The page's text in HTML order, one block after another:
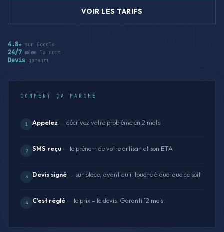
VOIR LES TARIFS
4.8★ sur Google
24/7 même la nuit
Devis garanti
COMMENT ÇA MARCHE
1 Appelez — décrivez votre problème en 2 mots
2 SMS reçu — le prénom de votre artisan et son ETA
3 Devis signé — sur place, avant qu'il touche à quoi que ce soit
4 C'est réglé — le prix = le devis. Garanti 12 mois.